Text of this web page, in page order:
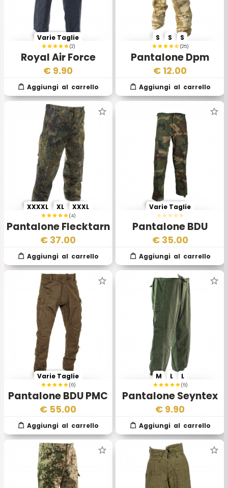
(2)
Royal Air Force
Trouser Esercito
Inglese
Varie Taglie
€ 9.90
(25)
Pantalone Dpm
Desert 1 Scelta
S S S
€ 12.00
(4)
Pantalone Flecktarn
Calibrato
XXXXL XL XXXL
€ 37.00
Pantalone BDU
Woodland Rip-stop
Esercito Americano
Varie Taglie
€ 35.00
(6)
Pantalone BDU PMC
Coyote brown
Varie Taglie
€ 55.00
(5)
Pantalone Seyntex
M L L
€ 9.90